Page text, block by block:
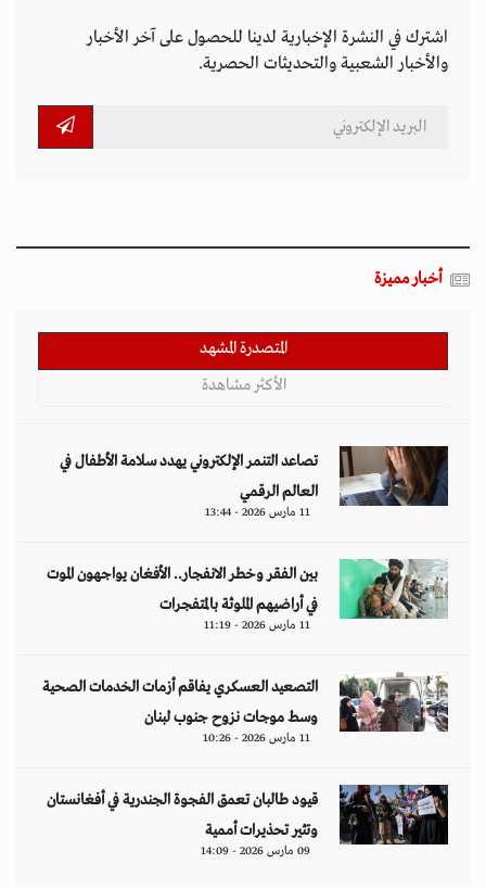
اشترك في النشرة الإخبارية لدينا للحصول على آخر الأخبار
والأخبار الشعبية والتحديثات الحصرية.
أخبار مميزة
المتصدرة المشهد
الأكثر مشاهدة
تصاعد التنمر الإلكتروني يهدد سلامة الأطفال في
العالم الرقمي
11 مارس 2026 - 13:44
بين الفقر وخطر الانفجار.. الأفغان يواجهون الموت
في أراضيهم الملوثة بالمتفجرات
11 مارس 2026 - 11:19
التصعيد العسكري يفاقم أزمات الخدمات الصحية
وسط موجات نزوح جنوب لبنان
11 مارس 2026 - 10:26
قيود طالبان تعمق الفجوة الجندرية في أفغانستان
وتثير تحذيرات أممية
09 مارس 2026 - 14:09